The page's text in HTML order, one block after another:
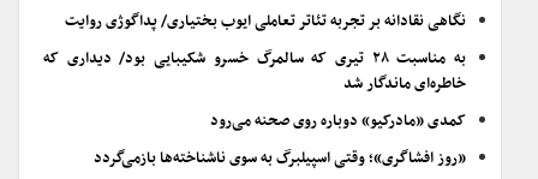
نگاهی نقادانه بر تجربه تئاتر تعاملی ایوب بختیاری/ پداگوژی روایت
به مناسبت ۲۸ تیری که سالمرگ خسرو شکیبایی بود/ دیداری که
خاطره‌ای ماندگار شد
کمدی «مادرکیو» دوباره روی صحنه می‌رود
«روز افشاگری»؛ وقتی اسپیلبرگ به سوی ناشناخته‌ها بازمی‌گردد